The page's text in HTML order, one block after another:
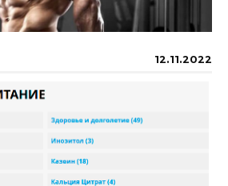
12.11.2022